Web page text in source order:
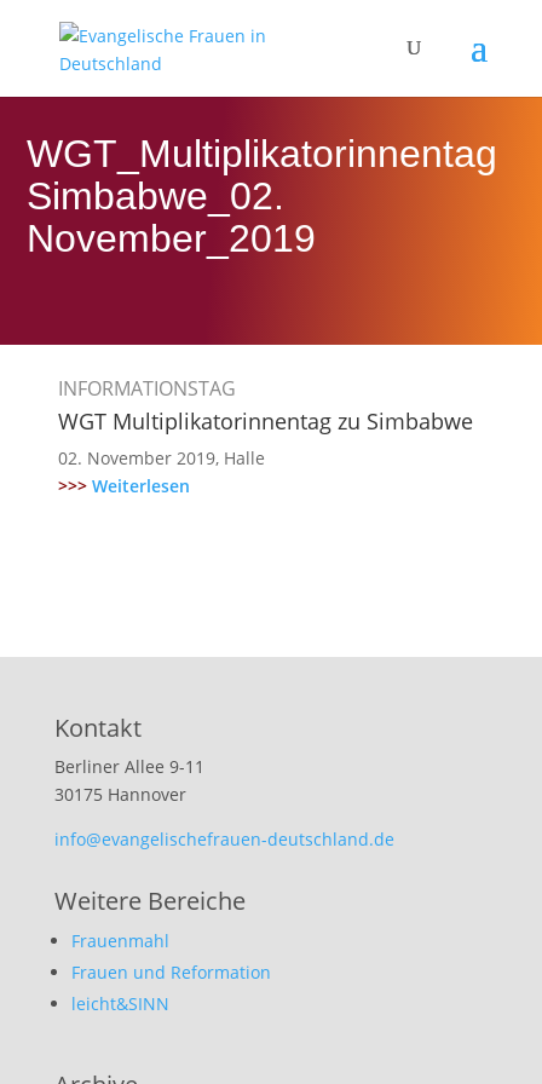
WGT_Multiplikatorinnentag
Simbabwe_02.
November_2019
INFORMATIONSTAG
WGT Multiplikatorinnentag zu Simbabwe
02. November 2019, Halle
>>>Weiterlesen
Kontakt
Berliner Allee 9-11
30175 Hannover
info@evangelischefrauen-deutschland.de
Weitere Bereiche
Frauenmahl
Frauen und Reformation
leicht&SINN